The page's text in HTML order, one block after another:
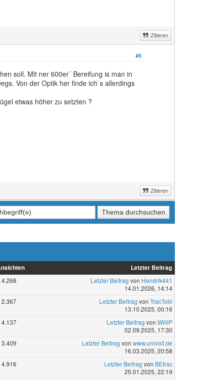
Zitieren
#5
soll. Mit ner 600er´ Bereifung is man in
Von der Optik her finde ich`s allerdings
etwas höher zu setzten ?
Zitieren
Letzter Beitrag
4.268 Letzter Beitrag von Hendrik441
14.01.2026, 14:14
2.367 Letzter Beitrag von TracTobi
13.10.2025, 00:16
4.137 Letzter Beitrag von WilliP
02.09.2025, 17:30
3.409 Letzter Beitrag von www.univoit.de
16.03.2025, 20:58
4.916 Letzter Beitrag von BEtrac
25.01.2025, 22:19